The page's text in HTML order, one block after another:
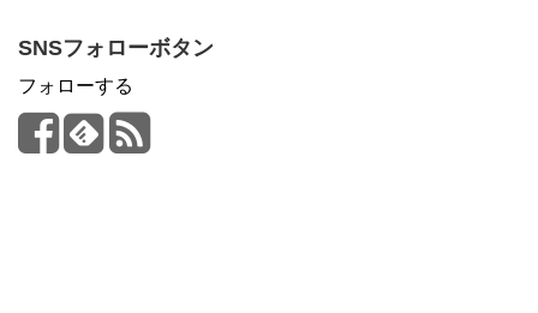
SNSフォローボタン
フォローする